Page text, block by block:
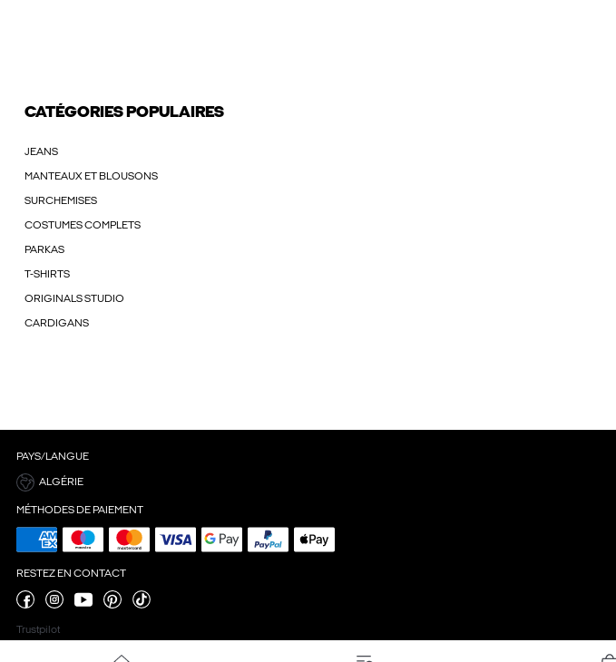
CATÉGORIES POPULAIRES
JEANS
MANTEAUX ET BLOUSONS
SURCHEMISES
COSTUMES COMPLETS
PARKAS
T-SHIRTS
ORIGINALS STUDIO
CARDIGANS
PAYS/LANGUE
ALGÉRIE
MÉTHODES DE PAIEMENT
RESTEZ EN CONTACT
Trustpilot